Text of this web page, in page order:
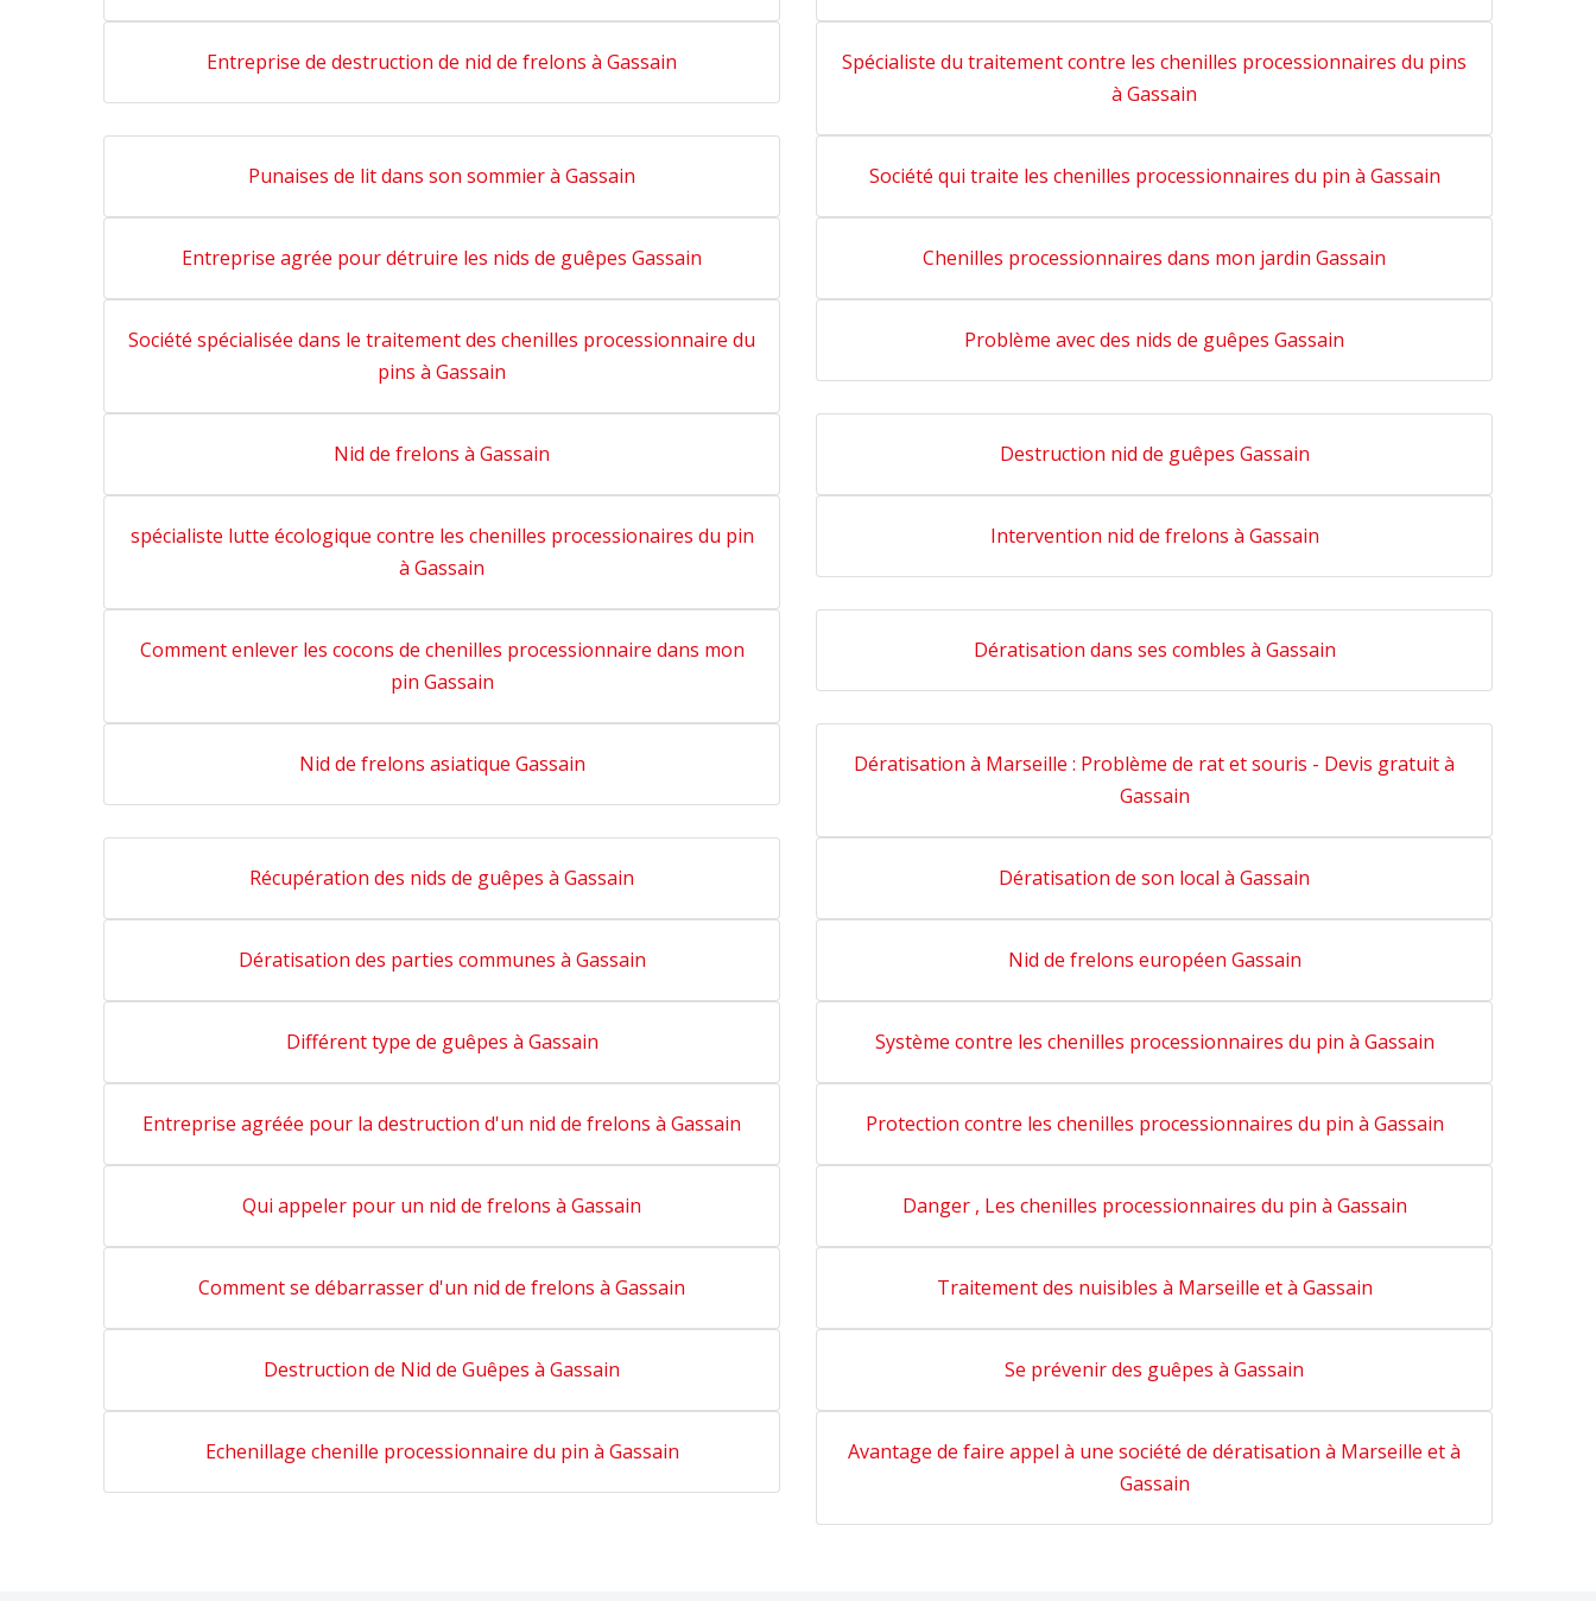
Entreprise de destruction de nid de frelons à Gassain
Spécialiste du traitement contre les chenilles processionnaires du pins
à Gassain
Punaises de lit dans son sommier à Gassain Société qui traite les chenilles processionnaires du pin à Gassain
Entreprise agrée pour détruire les nids de guêpes Gassain Chenilles processionnaires dans mon jardin Gassain
Société spécialisée dans le traitement des chenilles processionnaire du
pins à Gassain
Problème avec des nids de guêpes Gassain
Nid de frelons à Gassain Destruction nid de guêpes Gassain
spécialiste lutte écologique contre les chenilles processionaires du pin
à Gassain
Intervention nid de frelons à Gassain
Comment enlever les cocons de chenilles processionnaire dans mon
pin Gassain
Dératisation dans ses combles à Gassain
Nid de frelons asiatique Gassain
Dératisation à Marseille : Problème de rat et souris - Devis gratuit à
Gassain
Récupération des nids de guêpes à Gassain Dératisation de son local à Gassain
Dératisation des parties communes à Gassain Nid de frelons européen Gassain
Différent type de guêpes à Gassain Système contre les chenilles processionnaires du pin à Gassain
Entreprise agréée pour la destruction d'un nid de frelons à Gassain Protection contre les chenilles processionnaires du pin à Gassain
Qui appeler pour un nid de frelons à Gassain Danger , Les chenilles processionnaires du pin à Gassain
Comment se débarrasser d'un nid de frelons à Gassain Traitement des nuisibles à Marseille et à Gassain
Destruction de Nid de Guêpes à Gassain Se prévenir des guêpes à Gassain
Echenillage chenille processionnaire du pin à Gassain
Avantage de faire appel à une société de dératisation à Marseille et à
Gassain